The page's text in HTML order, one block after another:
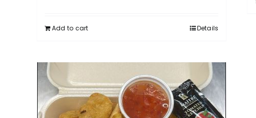
Add to cart Details